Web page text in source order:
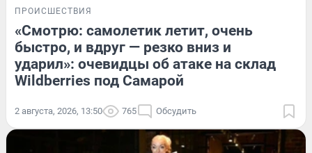
ПРОИСШЕСТВИЯ
«Смотрю: самолетик летит, очень
быстро, и вдруг — резко вниз и
ударил»: очевидцы об атаке на склад
Wildberries под Самарой
2 августа, 2026, 13:50 765 Обсудить